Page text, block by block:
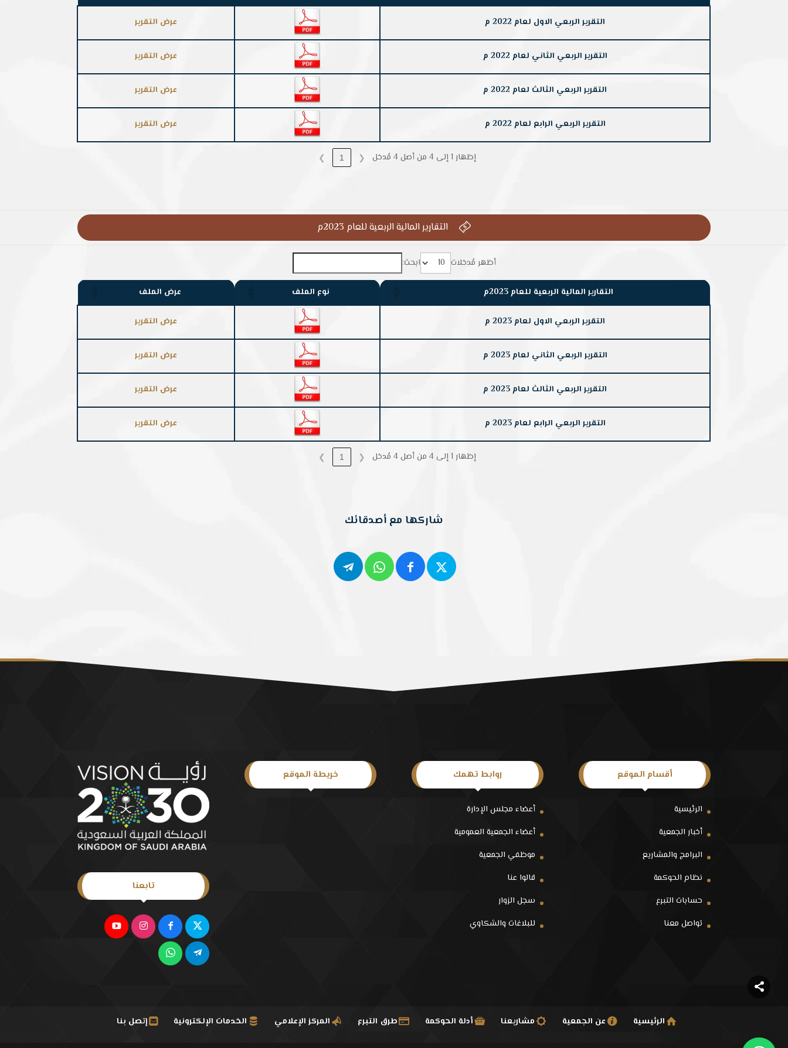
التقرير الربعي الاول لعام 2022 م عرض التقرير
التقرير الربعي الثاني لعام 2022 م عرض التقرير
التقرير الربعي الثالث لعام 2022 م عرض التقرير
التقرير الربعي الرابع لعام 2022 م عرض التقرير
إظهار 1 إلى 4 من أصل 4 مُدخل ❮
1
❯
 التقارير المالية الربعية للعام 2023م
أظهر مُدخلات ابحث:
التقارير المالية الربعية للعام 2023م نوع الملف عرض الملف
التقرير الربعي الاول لعام 2023 م عرض التقرير
التقرير الربعي الثاني لعام 2023 م عرض التقرير
التقرير الربعي الثالث لعام 2023 م عرض التقرير
التقرير الربعي الرابع لعام 2023 م عرض التقرير
إظهار 1 إلى 4 من أصل 4 مُدخل ❮
1
❯
شاركها مع أصدقائك
أقسام الموقع
الرئيسية
أخبار الجمعية
البرامج والمشاريع
نظام الحوكمة
حسابات التبرع
تواصل معنا
روابط تهمك
أعضاء مجلس الإدارة
أعضاء الجمعية العمومية
موظفي الجمعية
قالوا عنا
سجل الزوار
للبلاغات والشكاوي
خريطة الموقع
تابعنا
الرئيسية عن الجمعية مشاريعنا أدلة الحوكمة طرق التبرع المركز الإعلامي الخدمات الإلكترونية إتصل بنا